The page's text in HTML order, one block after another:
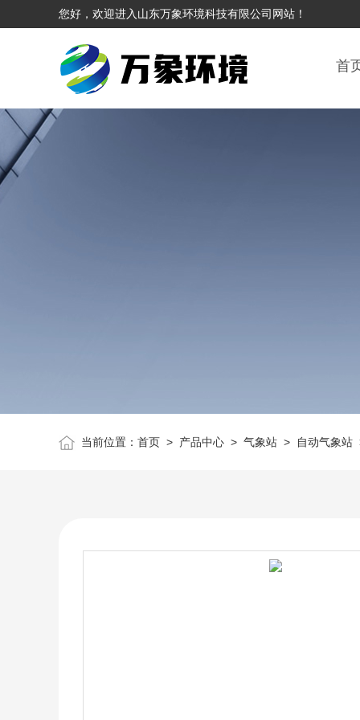
您好，欢迎进入山东万象环境科技有限公司网站！
首
当前位置： 首页> 产品中心> 气象站> 自动气象站